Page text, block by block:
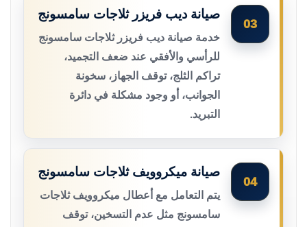
03
صيانة ديب فريزر ثلاجات سامسونج
خدمة صيانة ديب فريزر ثلاجات سامسونج
للرأسي والأفقي عند ضعف التجميد،
تراكم الثلج، توقف الجهاز، سخونة
الجوانب، أو وجود مشكلة في دائرة
التبريد.
04
صيانة ميكروويف ثلاجات سامسونج
يتم التعامل مع أعطال ميكروويف ثلاجات
سامسونج مثل عدم التسخين، توقف